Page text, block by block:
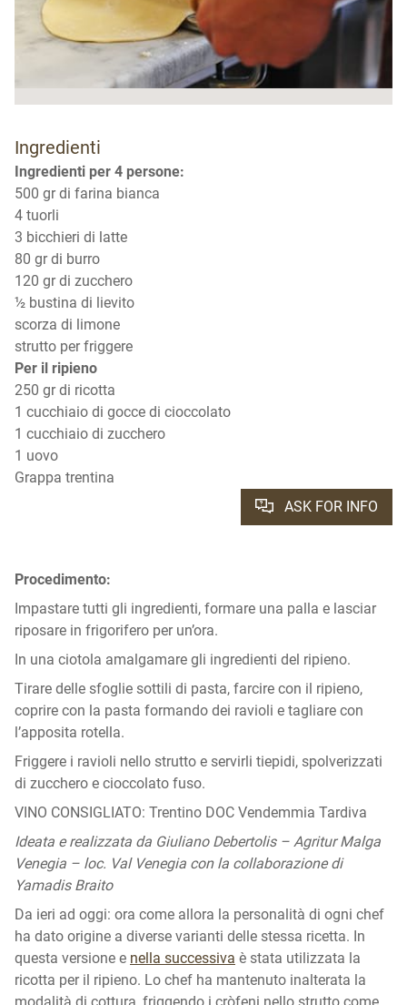
Ingredienti
Ingredienti per 4 persone:
500 gr di farina bianca
4 tuorli
3 bicchieri di latte
80 gr di burro
120 gr di zucchero
½ bustina di lievito
scorza di limone
strutto per friggere
Per il ripieno
250 gr di ricotta
1 cucchiaio di gocce di cioccolato
1 cucchiaio di zucchero
1 uovo
Grappa trentina
ASK FOR INFO
Procedimento:
Impastare tutti gli ingredienti, formare una palla e lasciar
riposare in frigorifero per un’ora.
In una ciotola amalgamare gli ingredienti del ripieno.
Tirare delle sfoglie sottili di pasta, farcire con il ripieno,
coprire con la pasta formando dei ravioli e tagliare con
l’apposita rotella.
Friggere i ravioli nello strutto e servirli tiepidi, spolverizzati
di zucchero e cioccolato fuso.
VINO CONSIGLIATO: Trentino DOC Vendemmia Tardiva
Ideata e realizzata da Giuliano Debertolis – Agritur Malga
Venegia – loc. Val Venegia con la collaborazione di
Yamadis Braito
Da ieri ad oggi: ora come allora la personalità di ogni chef
ha dato origine a diverse varianti delle stessa ricetta. In
questa versione e nella successiva è stata utilizzata la
ricotta per il ripieno. Lo chef ha mantenuto inalterata la